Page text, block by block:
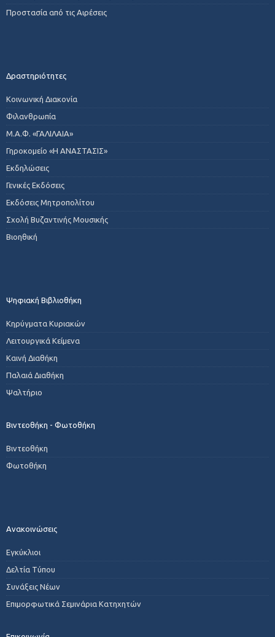
Προστασία από τις Αιρέσεις
Δραστηριότητες
Κοινωνική Διακονία
Φιλανθρωπία
Μ.Α.Φ. «ΓΑΛΙΛΑΙΑ»
Γηροκομείο «Η ΑΝΑΣΤΑΣΙΣ»
Εκδηλώσεις
Γενικές Εκδόσεις
Εκδόσεις Μητροπολίτου
Σχολή Βυζαντινής Μουσικής
Βιοηθική
Ψηφιακή Βιβλιοθήκη
Κηρύγματα Κυριακών
Λειτουργικά Κείμενα
Καινή Διαθήκη
Παλαιά Διαθήκη
Ψαλτήριο
Βιντεοθήκη - Φωτοθήκη
Βιντεοθήκη
Φωτοθήκη
Ανακοινώσεις
Εγκύκλιοι
Δελτία Τύπου
Συνάξεις Νέων
Επιμορφωτικά Σεμινάρια Κατηχητών